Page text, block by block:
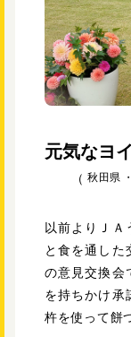
元気なヨ
秋田県 ・
以前よりＪＡ
と食を通した
の意見交換会
を持ちかけ承
杵を使って餅